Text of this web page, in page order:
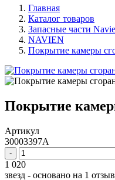
Главная
Каталог товаров
Запасные части
NAVIEN
Покрытие камеры
Покрытие
Артикул
30003397A
-
1 020
звезд - основано на 1